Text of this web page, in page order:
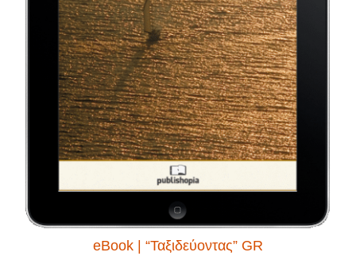
eBook | “Ταξιδεύοντας” GR